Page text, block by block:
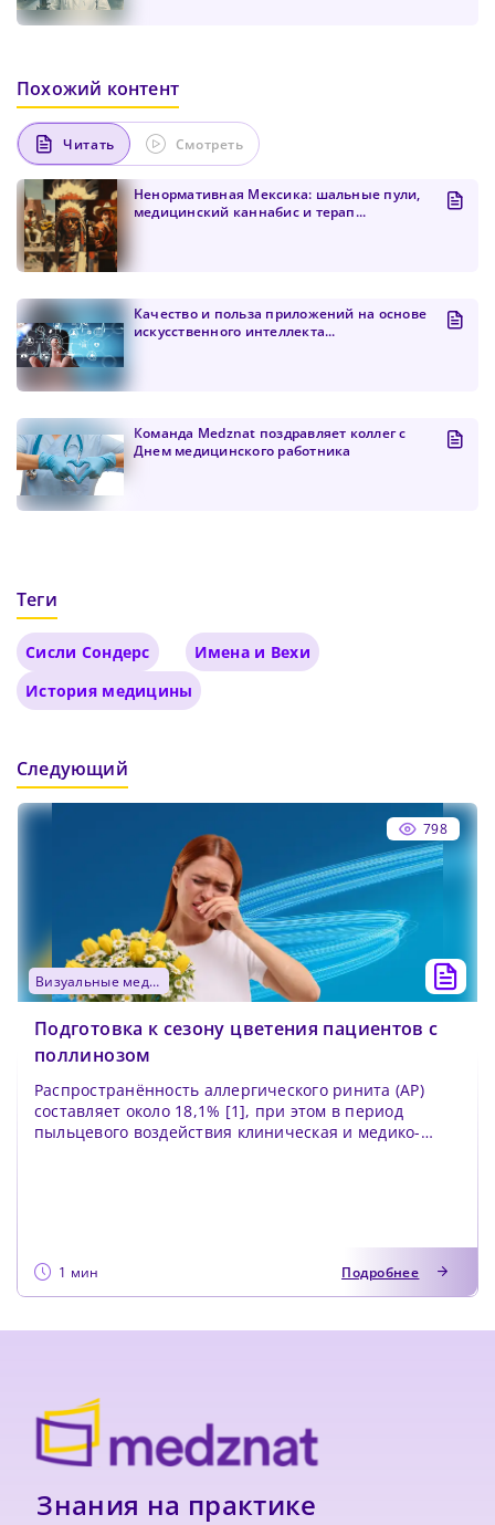
Похожий контент
Читать Смотреть
Ненормативная Мексика: шальные пули,
медицинский каннабис и терап...
Качество и польза приложений на основе
искусственного интеллекта...
Команда Medznat поздравляет коллег с
Днем медицинского работника
Теги
Сисли Сондерс
Имена и Вехи
История медицины
Следующий
798
визуальные медиа
Подготовка к сезону цветения пациентов с
поллинозом
Распространённость аллергического ринита (АР)
составляет около 18,1% [1], при этом в период
пыльцевого воздействия клиническая и медико-
1 мин Подробнее
Знания на практике